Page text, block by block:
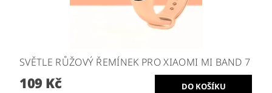
SVĚTLE RŮŽOVÝ ŘEMÍNEK PRO XIAOMI MI BAND 7
109 Kč